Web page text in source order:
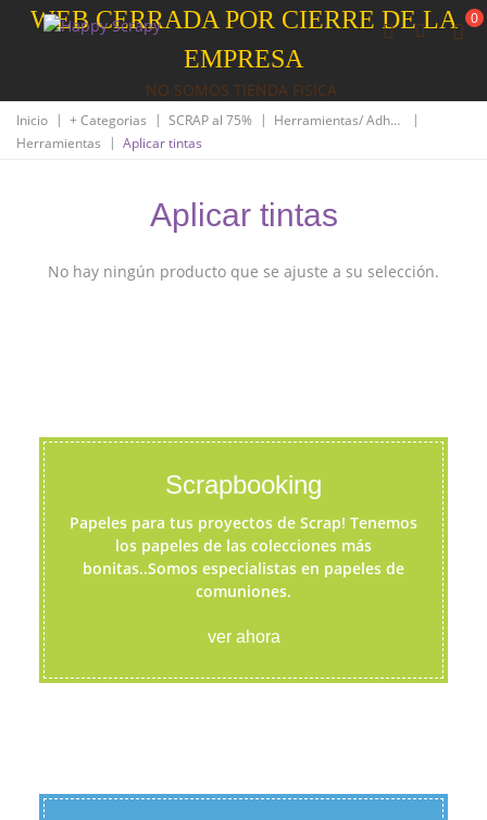
WEB CERRADA POR CIERRE DE LA
EMPRESA
NO SOMOS TIENDA FISICA
0
Inicio | + Categorias | SCRAP al 75% | Herramientas/ Adhesivos/Resinas
|
Herramientas
| Aplicar tintas
Aplicar tintas
No hay ningún producto que se ajuste a su selección.
Scrapbooking
Papeles para tus proyectos de Scrap! Tenemos
los papeles de las colecciones más
bonitas..Somos especialistas en papeles de
comuniones.
ver ahora